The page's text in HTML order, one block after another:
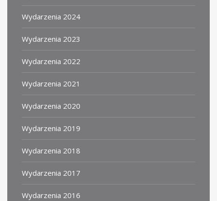
Wydarzenia 2024
Wydarzenia 2023
Wydarzenia 2022
Wydarzenia 2021
Wydarzenia 2020
Wydarzenia 2019
Wydarzenia 2018
Wydarzenia 2017
Wydarzenia 2016